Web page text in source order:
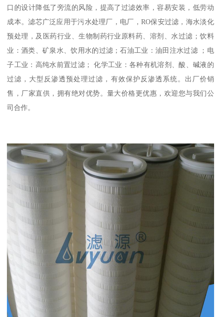
口的设计降低了旁流的风险，提高了过滤效率，容易安装，低劳动
成本。滤芯广泛应用于污水处理厂，电厂，RO保安过滤，海水淡化
预处理，及医药行业、生物制药行业原料药、溶剂、水过滤；饮料
业：酒类、矿泉水、饮用水的过滤；石油工业：油田注水过滤 ；电
子工业：高纯水前置过滤； 化学工业：各种有机溶剂、酸、碱液的
过滤，大型反渗透预处理过滤，有效保护反渗透系统。出厂价销
售，厂家直供，拥有绝对优势。量大价格更优惠，欢迎您与我们公
司合作。